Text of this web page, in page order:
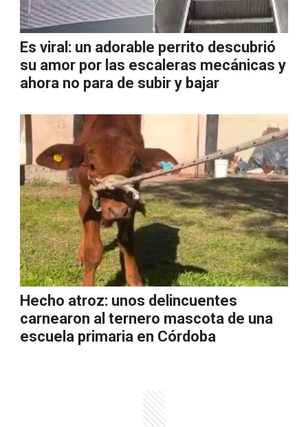
Es viral: un adorable perrito descubrió
su amor por las escaleras mecánicas y
ahora no para de subir y bajar
Hecho atroz: unos delincuentes
carnearon al ternero mascota de una
escuela primaria en Córdoba